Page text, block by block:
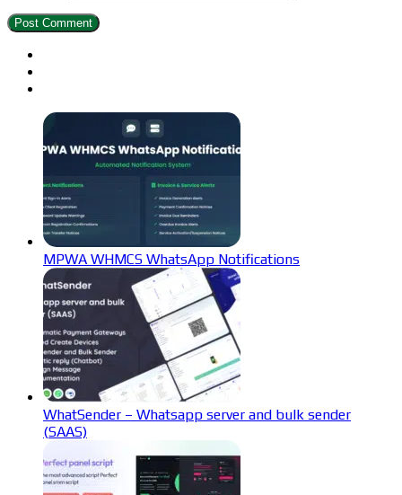
MPWA WHMCS WhatsApp Notifications
WhatSender – Whatsapp server and bulk sender
(SAAS)